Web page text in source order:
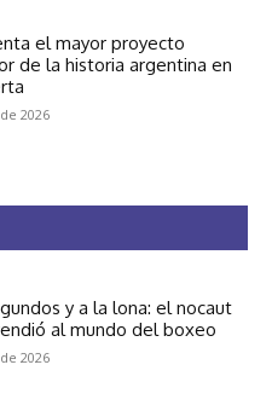
el mayor proyecto
de la historia argentina en
2026
y a la lona: el nocaut
al mundo del boxeo
2026